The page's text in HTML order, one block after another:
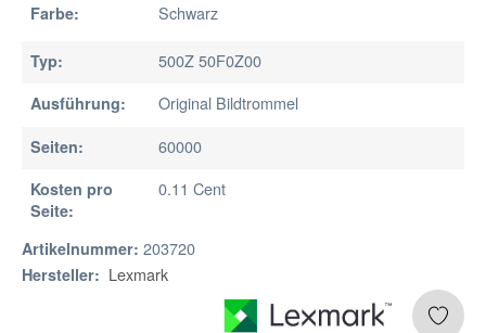
Farbe: Schwarz
Typ: 500Z 50F0Z00
Ausführung: Original Bildtrommel
Seiten: 60000
Kosten pro
Seite:
0.11 Cent
Artikelnummer: 203720
Hersteller: Lexmark